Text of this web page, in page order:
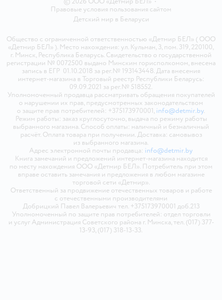
Правовые условия пользования сайтом
Детский мир в Беларуси
Общество с ограниченной ответственностью «Детмир БЕЛ» ( ООО
«Детмир БЕЛ» ). Место нахождения: ул. Кульман, 3, пом. 319, 220100,
г. Минск, Республика Беларусь. Свидетельство о государственной
регистрации № 0072500 выдано Минским горисполкомом, внесена
запись в ЕГР 01.10.2018 за рег.№ 193143448. Дата внесения
интернет-магазина в Торговый реестр Республики Беларусь:
09.09.2021 за рег.№ 518552.
Уполномоченный продавца рассматривать обращения покупателей
о нарушении их прав, предусмотренных законодательством
о защите прав потребителей: +375173970001, info@detmir.by.
Режим работы: заказ круглосуточно, выдача по режиму работы
выбранного магазина. Способ оплаты: наличный и безналичный
расчёт. Оплата товара при получении. Доставка: самовывоз
из выбранного магазина.
Адрес электронной почты продавца: info@detmir.by
Книга замечаний и предложений интернет-магазина находится
по месту нахождения ООО «Детмир БЕЛ». Потребитель при этом
вправе оставить замечания и предложения в любом магазине
торговой сети «Детмир».
Ответственный за продвижение отечественных товаров и работе
с отечественными производителями
Добрицкий Павел Валерьевич тел. +375173970001 доб.213
Уполномоченный по защите прав потребителей: отдел торговли
и услуг Администрация Советского района г. Минска, тел. (017) 377-
13-93, (017) 318-13-33.